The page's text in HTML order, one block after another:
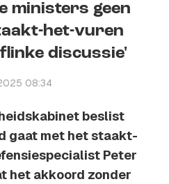
ministers geen
het-vuren
discussie'
08:34
beslist
gaat met het staakt-
Peter
het akkoord zonder